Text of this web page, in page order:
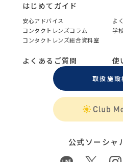
はじめてガイド
安心アドバイス
よ
コンタクトレンズコラム
学
コンタクトレンズ総合資料室
よくあるご質問 使
取扱施設
公式ソーシャ